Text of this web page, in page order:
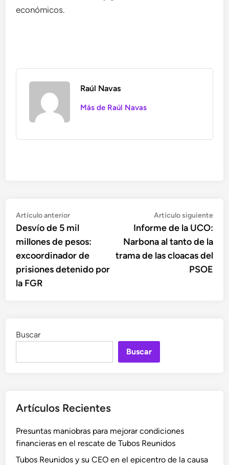
económicos.
Raúl Navas
Más de Raúl Navas
Navegación
de
entradas
Artículo anteriorArtículo
anterior:
Desvío de 5 mil
millones de pesos:
excoordinador de
prisiones detenido por
la FGR
Artículo siguiente
Informe de la UCO:
Narbona al tanto de la
trama de las cloacas del
PSOE
Buscar
Buscar
Artículos Recientes
Presuntas maniobras para mejorar condiciones
financieras en el rescate de Tubos Reunidos
Tubos Reunidos y su CEO en el epicentro de la causa